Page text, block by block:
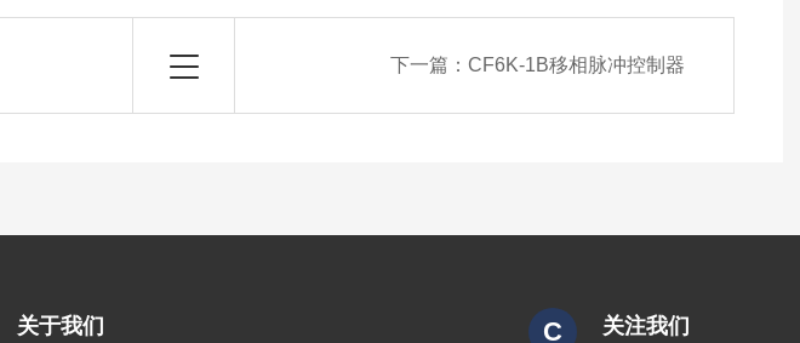
下一篇： CF6K-1B移相脉冲控制器
关于我们 C 关注我们